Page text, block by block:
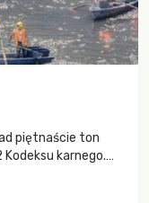
piętnaście ton
karnego.